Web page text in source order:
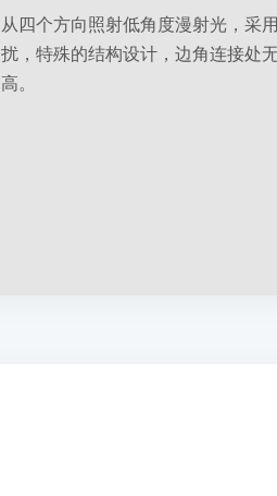
从四个方向照射低角度漫射光，采
扰，特殊的结构设计，边角连接处
高。